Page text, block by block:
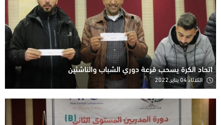
اتحاد الكرة يسحب قرعة دوري الشباب والناشئين
الثلاثاء 04 يناير,2022